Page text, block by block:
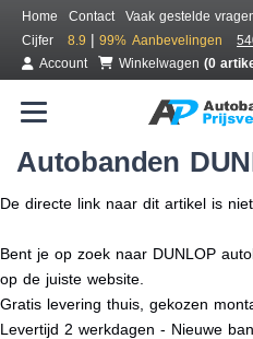
Home Contact
Vaak gestelde
Cijfer
8.9 | 99% Aanbevelingen
Account
Winkelwagen (0
Autobanden
De directe link naar dit artikel is
Bent je op zoek naar DUNLOP
op de juiste website.
Gratis levering thuis, gekozen
Levertijd 2 werkdagen - Nieuwe